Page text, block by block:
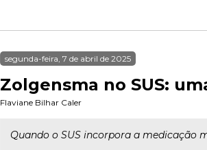
segunda-feira, 7 de abril de 2025
Zolgensma no SUS:
Flaviane Bilhar Caler
Quando o SUS incorpora a medicação